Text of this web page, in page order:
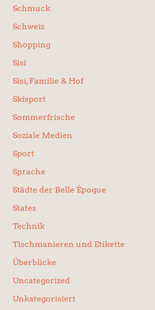
Schmuck
Schweiz
Shopping
Sisi
Sisi, Familie & Hof
Skisport
Sommerfrische
Soziale Medien
Sport
Sprache
Städte der Belle Époque
States
Technik
Tischmanieren und Etikette
Überblicke
Uncategorized
Unkategorisiert